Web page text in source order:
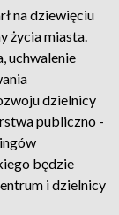
na dziewięciu
życia miasta.
uchwalenie
dzielnicy
publiczno -
będzie
i dzielnicy